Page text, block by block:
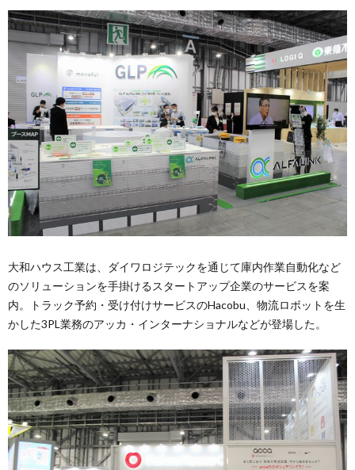
大和ハウス工業は、ダイワロジテックを通じて庫内作業自動化など
のソリューションを手掛けるスタートアップ企業のサービスを案
内。トラック予約・受け付けサービスのHacobu、物流ロボットを生
かした3PL業務のアッカ・インターナショナルなどが登場した。